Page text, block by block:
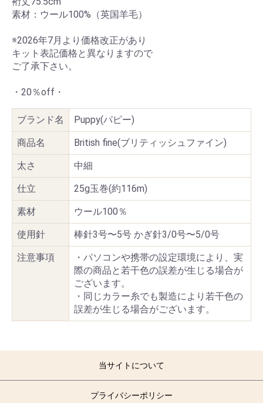
素材：ウール100%（英国羊毛）
※2026年7月より価格改正があり
キット表記価格と異なりますので
ご了承下さい。
・20％off・
ブランド名 Puppy(パピー)
商品名 British fine(ブリティッシュファイン)
太さ 中細
仕立 25g玉巻(約116m)
素材 ウール100％
使用針 棒針3号〜5号 かぎ針3/0号〜5/0号
注意事項
・パソコンや携帯の設定環境により、実
際の商品と若干色の誤差が生じる場合が
ございます。
・同じカラー糸でも製造により若干色の
誤差が生じる場合がございます。
当サイトについて
プライバシーポリシー